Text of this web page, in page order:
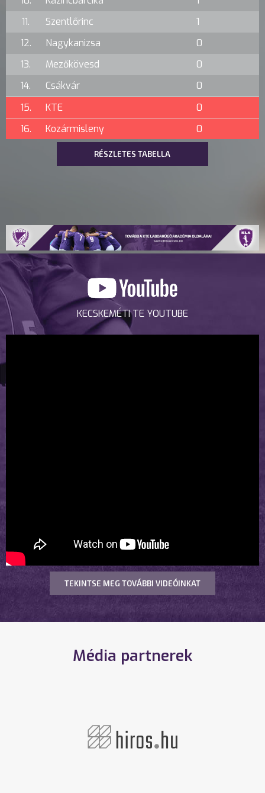
11.
Szentlőrinc
1
12.
Nagykanizsa
0
13.
Mezőkövesd
0
14.
Csákvár
0
15.
KTE
0
16.
Kozármisleny 0
RÉSZLETES TABELLA
KECSKEMÉTI TE YOUTUBE
TEKINTSE MEG TOVÁBBI VIDEÓINKAT
Média partnerek